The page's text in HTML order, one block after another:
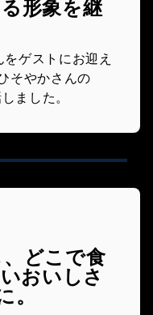
形象を継
ゲストにお迎え
そやかさんの
ました。
どこで食
おいしさ
。